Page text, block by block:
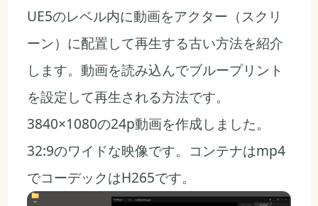
UE5のレベル内に動画をアクター（スクリ
ーン）に配置して再生する古い方法を紹介
します。動画を読み込んでブループリント
を設定して再生される方法です。
3840×1080の24p動画を作成しました。
32:9のワイドな映像です。コンテナはmp4
でコーデックはH265です。